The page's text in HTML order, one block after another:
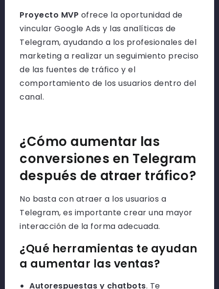
Proyecto MVP ofrece la oportunidad de
vincular Google Ads y las analíticas de
Telegram, ayudando a los profesionales del
marketing a realizar un seguimiento preciso
de las fuentes de tráfico y el
comportamiento de los usuarios dentro del
canal.
¿Cómo aumentar las
conversiones en Telegram
después de atraer tráfico?
No basta con atraer a los usuarios a
Telegram, es importante crear una mayor
interacción de la forma adecuada.
¿Qué herramientas te ayudan
a aumentar las ventas?
Autorespuestas y chatbots. Te